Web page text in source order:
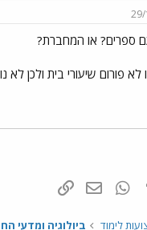
ספרים? או המחברת?
לא פורום שיעורי בית ולכן
Tumblr
WhatsAppדואר אלקטרוני
לימוד ביולוגיה ומדעי